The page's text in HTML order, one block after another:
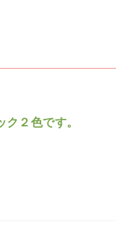
ク ２色です。